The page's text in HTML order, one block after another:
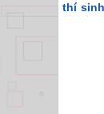
thí